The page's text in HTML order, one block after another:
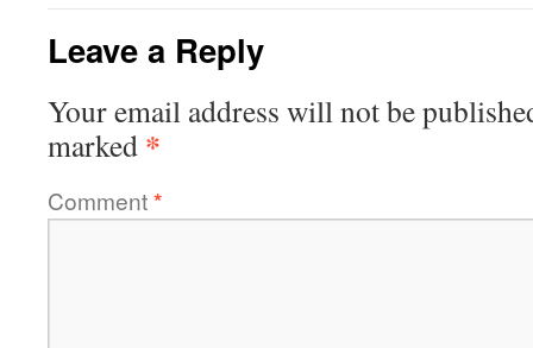
Leave a Reply
Your email address will not be
marked *
Comment*